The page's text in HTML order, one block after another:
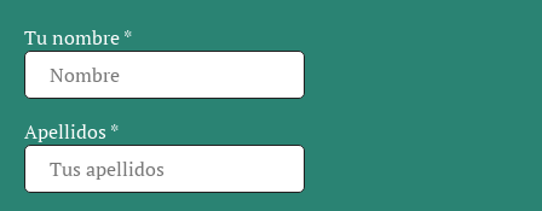
Tu nombre*
Apellidos *